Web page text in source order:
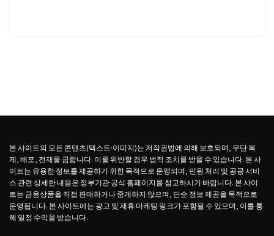
본 사이트의 모든 콘텐츠(텍스트·이미지)는 저작권법에 의해 보호되며, 무단 복
제, 배포, 전재를 금합니다. 이를 위반할 경우 법적 조치를 받을 수 있습니다. 본 사
이트는 유용한 정보를 제공하기 위한 목적으로 운영되며, 민원 처리 및 공공 서비
스 관련 상세한 내용은 정부기관 공식 홈페이지를 참고하시기 바랍니다. 본 사이
트는 금융상품을 직접 판매하거나 중개하지 않으며, 단순 정보 제공을 목적으로
운영됩니다. 본 사이트에는 광고 및 제휴 마케팅 링크가 포함될 수 있으며, 이를 통
해 일정 수익을 받습니다.